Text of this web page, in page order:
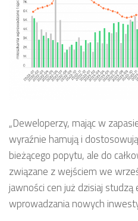
„Deweloperzy, mając w
wyraźnie hamują i
bieżącego popytu, ale do
związane z wejściem we
jawności cen już dzisiaj
wprowadzania nowych